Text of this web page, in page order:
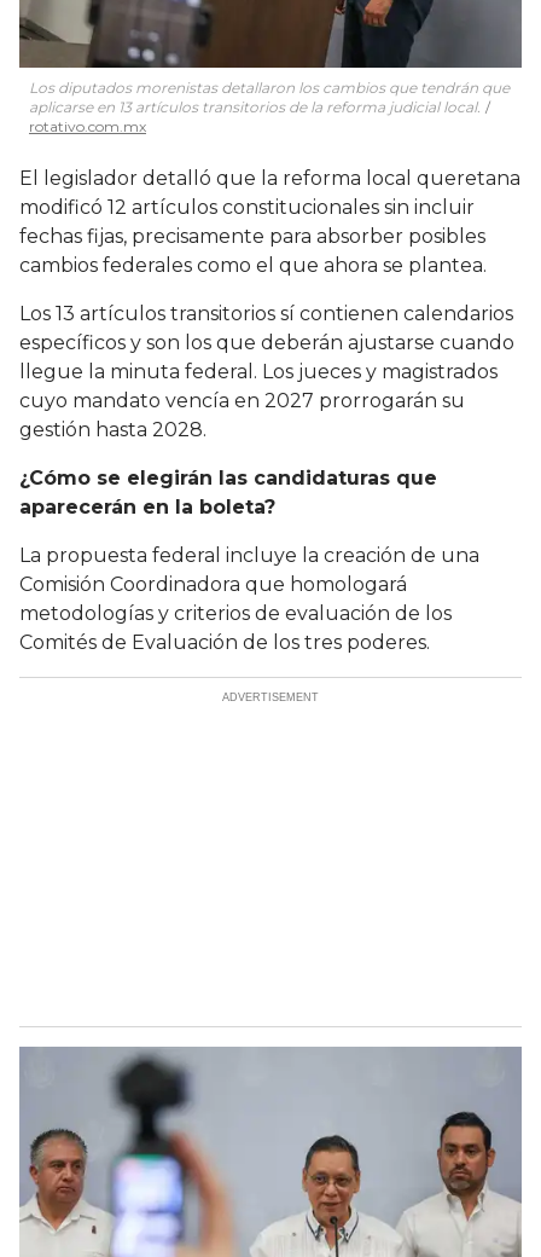
Los diputados morenistas detallaron los cambios que tendrán que
aplicarse en 13 artículos transitorios de la reforma judicial local.
rotativo.com.mx
El legislador detalló que la reforma local queretana
modificó 12 artículos constitucionales sin incluir
fechas fijas, precisamente para absorber posibles
cambios federales como el que ahora se plantea.
Los 13 artículos transitorios sí contienen calendarios
específicos y son los que deberán ajustarse cuando
llegue la minuta federal. Los jueces y magistrados
cuyo mandato vencía en 2027 prorrogarán su
gestión hasta 2028.
¿Cómo se elegirán las candidaturas que
aparecerán en la boleta?
La propuesta federal incluye la creación de una
Comisión Coordinadora que homologará
metodologías y criterios de evaluación de los
Comités de Evaluación de los tres poderes.